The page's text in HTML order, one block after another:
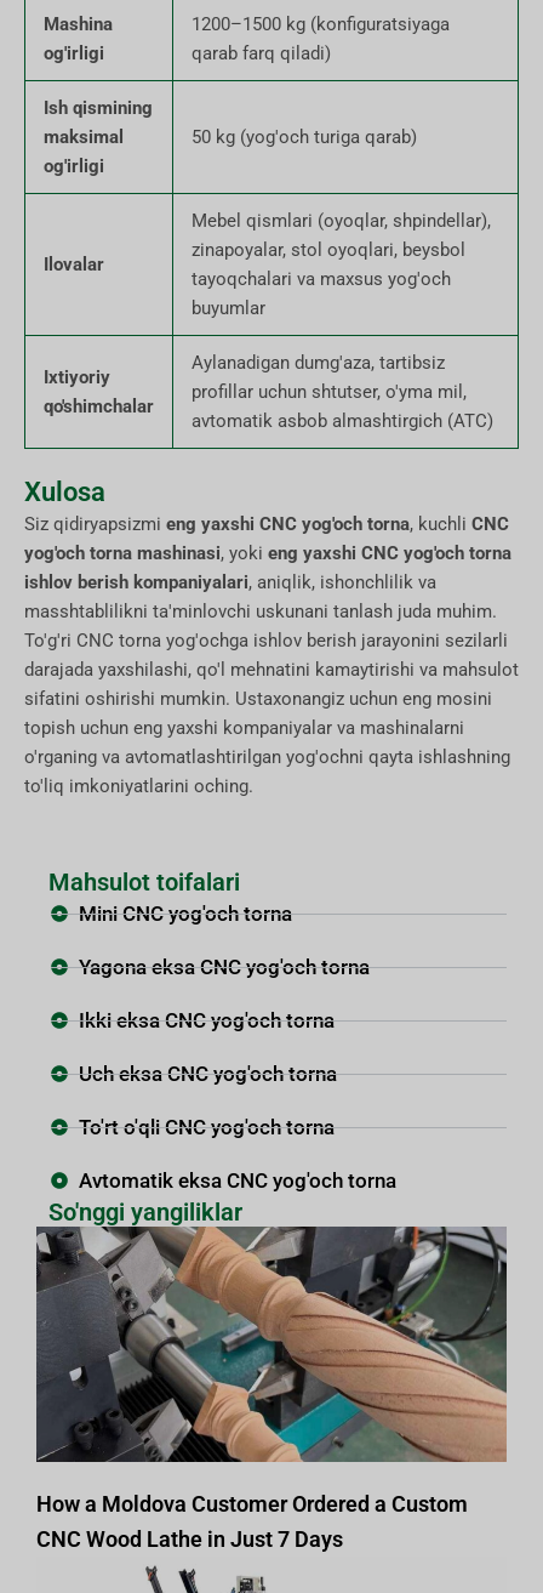
Mashina
og'irligi
1200–1500 kg (konfiguratsiyaga
qarab farq qiladi)
Ish qismining
maksimal
og'irligi
50 kg (yog'och turiga qarab)
Ilovalar
Mebel qismlari (oyoqlar, shpindellar),
zinapoyalar, stol oyoqlari, beysbol
tayoqchalari va maxsus yog'och
buyumlar
Ixtiyoriy
qo'shimchalar
Aylanadigan dumg'aza, tartibsiz
profillar uchun shtutser, o'yma mil,
avtomatik asbob almashtirgich (ATC)
Xulosa
Siz qidiryapsizmi eng yaxshi CNC yog'och torna, kuchli CNC
yog'och torna mashinasi, yoki eng yaxshi CNC yog'och torna
ishlov berish kompaniyalari, aniqlik, ishonchlilik va
masshtablilikni ta'minlovchi uskunani tanlash juda muhim.
To'g'ri CNC torna yog'ochga ishlov berish jarayonini sezilarli
darajada yaxshilashi, qo'l mehnatini kamaytirishi va mahsulot
sifatini oshirishi mumkin. Ustaxonangiz uchun eng mosini
topish uchun eng yaxshi kompaniyalar va mashinalarni
o'rganing va avtomatlashtirilgan yog'ochni qayta ishlashning
to'liq imkoniyatlarini oching.
Mahsulot toifalari
Mini CNC yog'och torna
Yagona eksa CNC yog'och torna
Ikki eksa CNC yog'och torna
Uch eksa CNC yog'och torna
To'rt o'qli CNC yog'och torna
Avtomatik eksa CNC yog'och torna
So'nggi yangiliklar
How a Moldova Customer Ordered a Custom
CNC Wood Lathe in Just 7 Days